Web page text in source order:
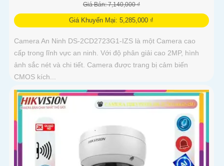
Giá Bán: 7,140,000 ₫
Giá Khuyến Mại: 5,285,000 ₫
Camera An Ninh DS-2CD2723G1-IZS là một Camera cao
cấp trong lĩnh vực an ninh. Với độ phân giải cao 2MP, hình
ảnh sắc nét và chi tiết. Camera được trang bị cảm biến
CMOS kích...